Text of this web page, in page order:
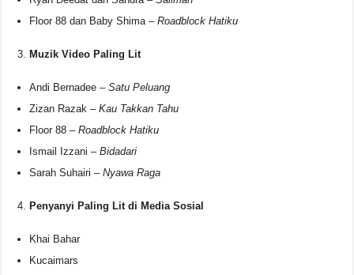
Floor 88 dan Baby Shima –Roadblock Hatiku
Muzik Video Paling Lit
Andi Bernadee –Satu Peluang
Zizan Razak –Kau Takkan Tahu
Floor 88 –Roadblock Hatiku
Ismail Izzani –Bidadari
Sarah Suhairi –Nyawa Raga
Penyanyi Paling Lit di Media Sosial
Khai Bahar
Kucaimars